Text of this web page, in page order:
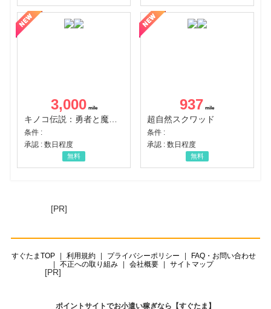
3,000
条件 :
承認 : 数日程度
無料
937
超自然スクワッド
条件 :
承認 : 数日程度
無料
[PR]
すぐたまTOP 利用規約 プライバシーポリシー
FAQ・お問い合わせ
不正への取り組み
会社概要 サイトマップ
[PR]
ポイントサイトでお小遣い稼ぎなら【すぐたま】